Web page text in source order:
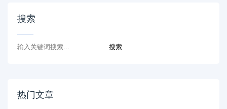
搜索
热门文章